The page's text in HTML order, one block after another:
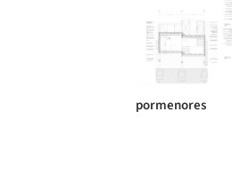
pormenores